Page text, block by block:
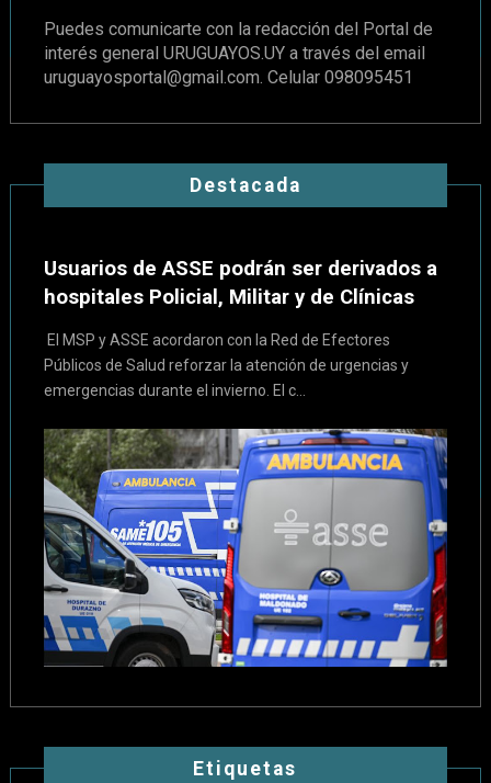
Puedes comunicarte con la redacción del Portal de
interés general URUGUAYOS.UY a través del email
uruguayosportal@gmail.com. Celular 098095451
Destacada
Usuarios de ASSE podrán ser derivados a
hospitales Policial, Militar y de Clínicas
El MSP y ASSE acordaron con la Red de Efectores
Públicos de Salud reforzar la atención de urgencias y
emergencias durante el invierno. El c...
Etiquetas